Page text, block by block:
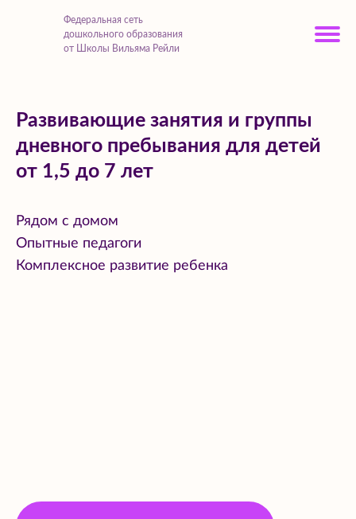
Федеральная сеть
дошкольного образования
от Школы Вильяма Рейли
Развивающие занятия и группы
дневного пребывания для детей
от 1,5 до 7 лет
Рядом с домом
Опытные педагоги
Комплексное развитие ребенка